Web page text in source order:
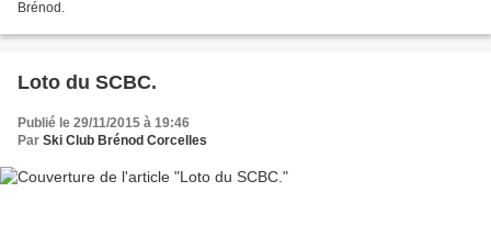
Brénod.
Loto du SCBC.
Publié le 29/11/2015 à 19:46
Par Ski Club Brénod Corcelles